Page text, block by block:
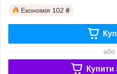
Економія 102 ₴
або
Купити